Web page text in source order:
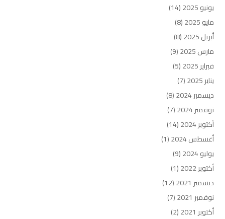
يونيو 2025
(14)
مايو 2025
(8)
أبريل 2025
(8)
مارس 2025
(9)
فبراير 2025
(5)
يناير 2025
(7)
ديسمبر 2024
(8)
نوفمبر 2024
(7)
أكتوبر 2024
(14)
أغسطس 2024
(1)
يوليو 2024
(9)
أكتوبر 2022
(1)
ديسمبر 2021
(12)
نوفمبر 2021
(7)
أكتوبر 2021
(2)